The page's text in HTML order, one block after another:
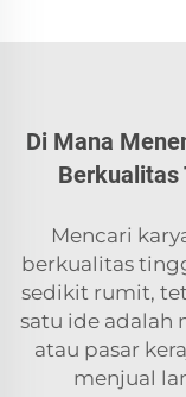
Di Mana
Berkualitas
Mencari
berkualitas
sedikit rumit,
satu ide adalah
atau pasar
menjual